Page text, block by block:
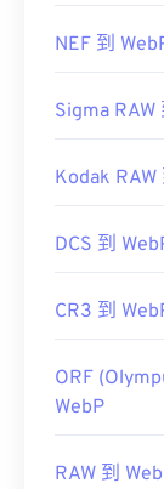
NEF 到
Sigma RAW
Kodak RAW
DCS 到
CR3 到
ORF
WebP
RAW 到